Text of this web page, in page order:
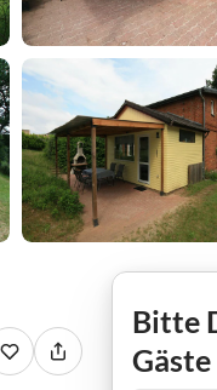
Bitte